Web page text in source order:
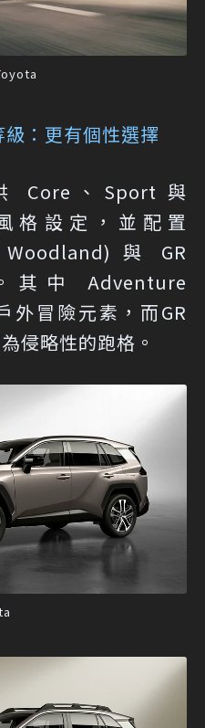
：更有個性選擇
Core、Sport 與
格設定，並配置
與 GR
其中 Adventure
外冒險元素，而GR
侵略性的跑格。